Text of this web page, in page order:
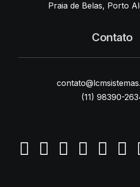
Praia de Belas, Porto
Contato
(11) 98390-